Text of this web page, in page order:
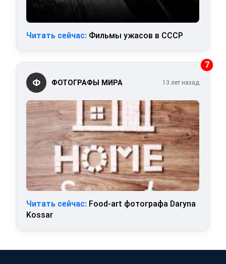
Читать сейчас: Фильмы ужасов в СССР
7
Ф ФОТОГРАФЫ МИРА 13 лет назад
Читать сейчас: Food-art фотографа Daryna
Kossar